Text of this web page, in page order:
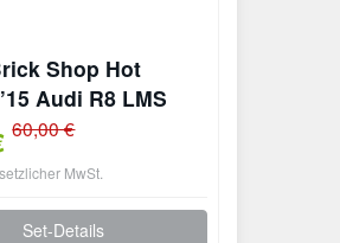
Shop Hot
Audi R8 LMS
60,00 €
MwSt.
Set-Details